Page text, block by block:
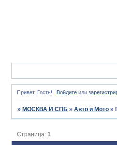
Привет, Гость! Войдитеили
» МОСКВА И СПБ »Авто и Мото »
Страница:1